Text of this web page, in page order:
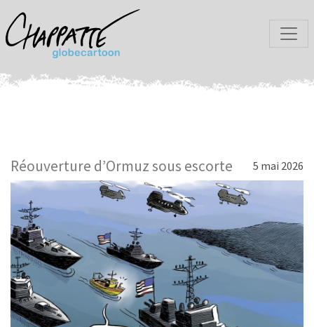
Réouverture d’Ormuz sous escorte 5 mai 2026